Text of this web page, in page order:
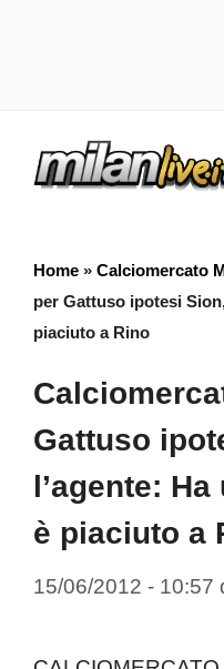
Home » Calciomercato
per Gattuso ipotesi
piaciuto a Rino
Gattuso
l’agente:
è piaciuto a
15/06/2012 - 10:57